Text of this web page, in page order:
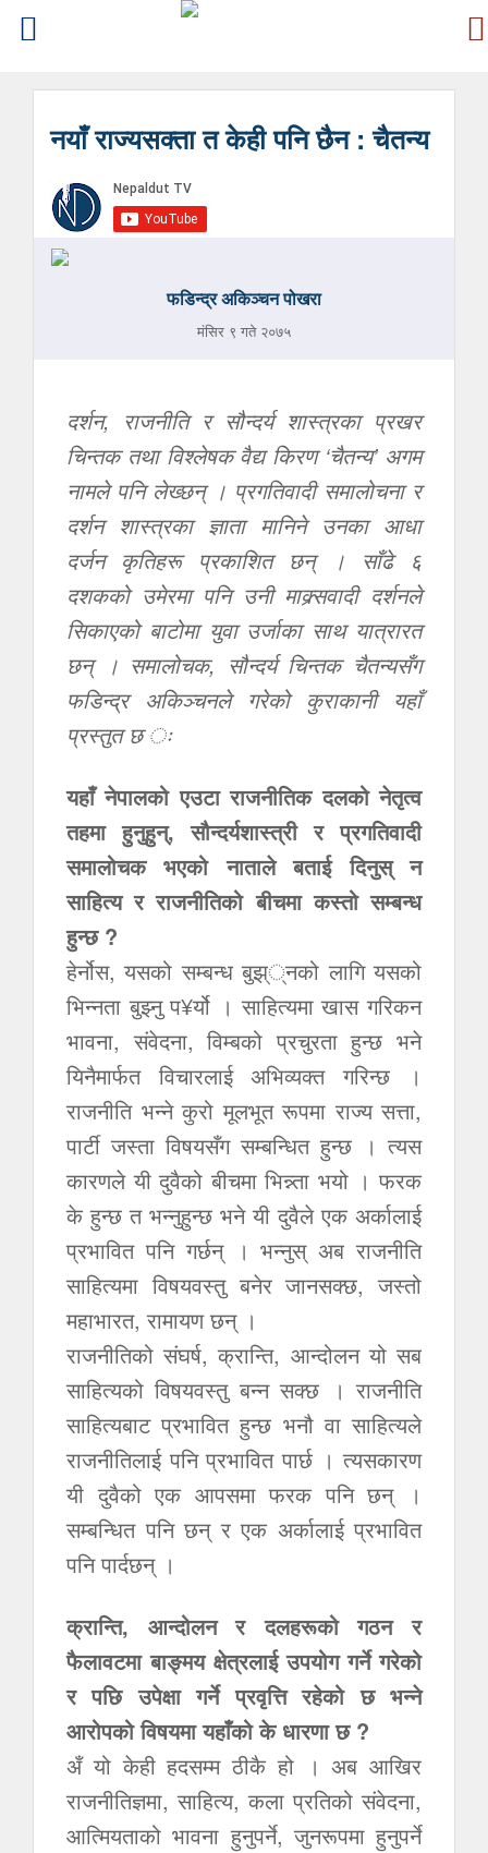
नयाँ राज्यसक्ता त केही पनि छैन : चैतन्य
फडिन्द्र अकिञ्चन पोखरा
मंसिर ९ गते २०७५
दर्शन, राजनीति र सौन्दर्य शास्त्रका प्रखर
चिन्तक तथा विश्लेषक वैद्य किरण ‘चैतन्य’ अगम
नामले पनि लेख्छन् । प्रगतिवादी समालोचना र
दर्शन शास्त्रका ज्ञाता मानिने उनका आधा
दर्जन कृतिहरू प्रकाशित छन् । साँढे ६
दशकको उमेरमा पनि उनी माक्र्सवादी दर्शनले
सिकाएको बाटोमा युवा उर्जाका साथ यात्रारत
छन् । समालोचक, सौन्दर्य चिन्तक चैतन्यसँग
फडिन्द्र अकिञ्चनले गरेको कुराकानी यहाँ
प्रस्तुत छ ः
यहाँ नेपालको एउटा राजनीतिक दलको नेतृत्व
तहमा हुनुहुन्, सौन्दर्यशास्त्री र प्रगतिवादी
समालोचक भएको नाताले बताई दिनुस् न
साहित्य र राजनीतिको बीचमा कस्तो सम्बन्ध
हुन्छ ?
हेर्नोस, यसको सम्बन्ध बुझ््नको लागि यसको
भिन्नता बुझ्नु प¥र्यो । साहित्यमा खास गरिकन
भावना, संवेदना, विम्बको प्रचुरता हुन्छ भने
यिनैमार्फत विचारलाई अभिव्यक्त गरिन्छ ।
राजनीति भन्ने कुरो मूलभूत रूपमा राज्य सत्ता,
पार्टी जस्ता विषयसँग सम्बन्धित हुन्छ । त्यस
कारणले यी दुवैको बीचमा भिन्न्ता भयो । फरक
के हुन्छ त भन्नुहुन्छ भने यी दुवैले एक अर्कालाई
प्रभावित पनि गर्छन् । भन्नुस् अब राजनीति
साहित्यमा विषयवस्तु बनेर जानसक्छ, जस्तो
महाभारत, रामायण छन् ।
राजनीतिको संघर्ष, क्रान्ति, आन्दोलन यो सब
साहित्यको विषयवस्तु बन्न सक्छ । राजनीति
साहित्यबाट प्रभावित हुन्छ भनौ वा साहित्यले
राजनीतिलाई पनि प्रभावित पार्छ । त्यसकारण
यी दुवैको एक आपसमा फरक पनि छन् ।
सम्बन्धित पनि छन् र एक अर्कालाई प्रभावित
पनि पार्दछन् ।
क्रान्ति, आन्दोलन र दलहरूको गठन र
फैलावटमा बाङ्मय क्षेत्रलाई उपयोग गर्ने गरेको
र पछि उपेक्षा गर्ने प्रवृत्ति रहेको छ भन्ने
आरोपको विषयमा यहाँको के धारणा छ ?
अँ यो केही हदसम्म ठीकै हो । अब आखिर
राजनीतिज्ञमा, साहित्य, कला प्रतिको संवेदना,
आत्मियताको भावना हुनुपर्ने, जुनरूपमा हुनुपर्ने